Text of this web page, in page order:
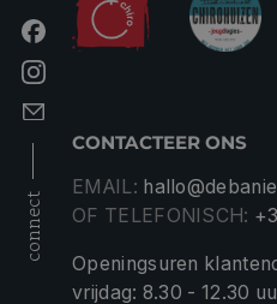
connect
CONTACTEER ONS
EMAIL:
OF TELEFONISCH:
Openingsuren
vrijdag: 8.30 - 12.30